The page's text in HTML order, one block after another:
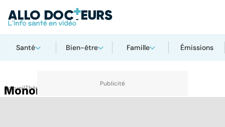
Santé Bien-être Famille Émissions
AccueilThématiques
Mononucléose infectieuse